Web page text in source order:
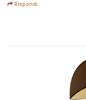
Rispondi